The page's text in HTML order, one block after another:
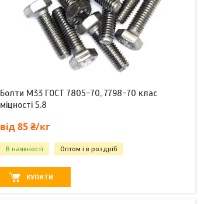
Болти М33 ГОСТ 7805-70, 7798-70 клас
міцності 5.8
від 85 ₴/кг
В наявності Оптом і в роздріб
КУПИТИ